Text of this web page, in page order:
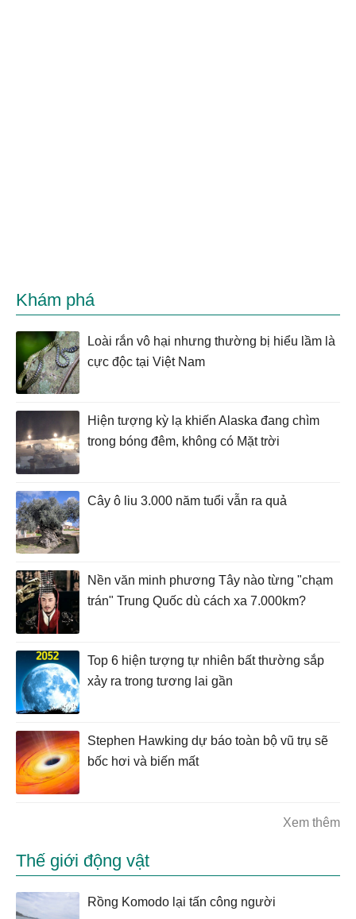
Khám phá
Loài rắn vô hại nhưng thường bị hiểu lầm là
cực độc tại Việt Nam
Hiện tượng kỳ lạ khiến Alaska đang chìm
trong bóng đêm, không có Mặt trời
Cây ô liu 3.000 năm tuổi vẫn ra quả
Nền văn minh phương Tây nào từng "chạm
trán" Trung Quốc dù cách xa 7.000km?
Top 6 hiện tượng tự nhiên bất thường sắp
xảy ra trong tương lai gần
Stephen Hawking dự báo toàn bộ vũ trụ sẽ
bốc hơi và biến mất
Xem thêm
Thế giới động vật
Rồng Komodo lại tấn công người